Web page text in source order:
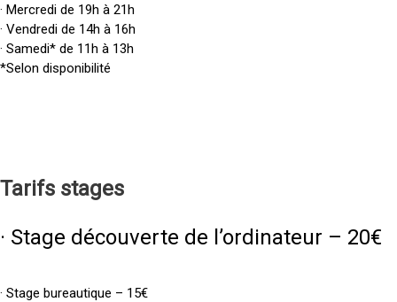
· Mercredi de 19h à 21h
· Vendredi de 14h à 16h
· Samedi* de 11h à 13h
*Selon disponibilité
Tarifs stages
· Stage découverte de l’ordinateur – 20€
· Stage bureautique – 15€